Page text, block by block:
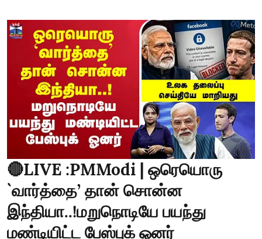
🔴LIVE :PMModi | ஒரெயொரு
`வார்த்தை’ தான் சொன்ன
இந்தியா..!மறுநொடியே பயந்து
மண்டியிட்ட பேஸ்புக் ஓனர்